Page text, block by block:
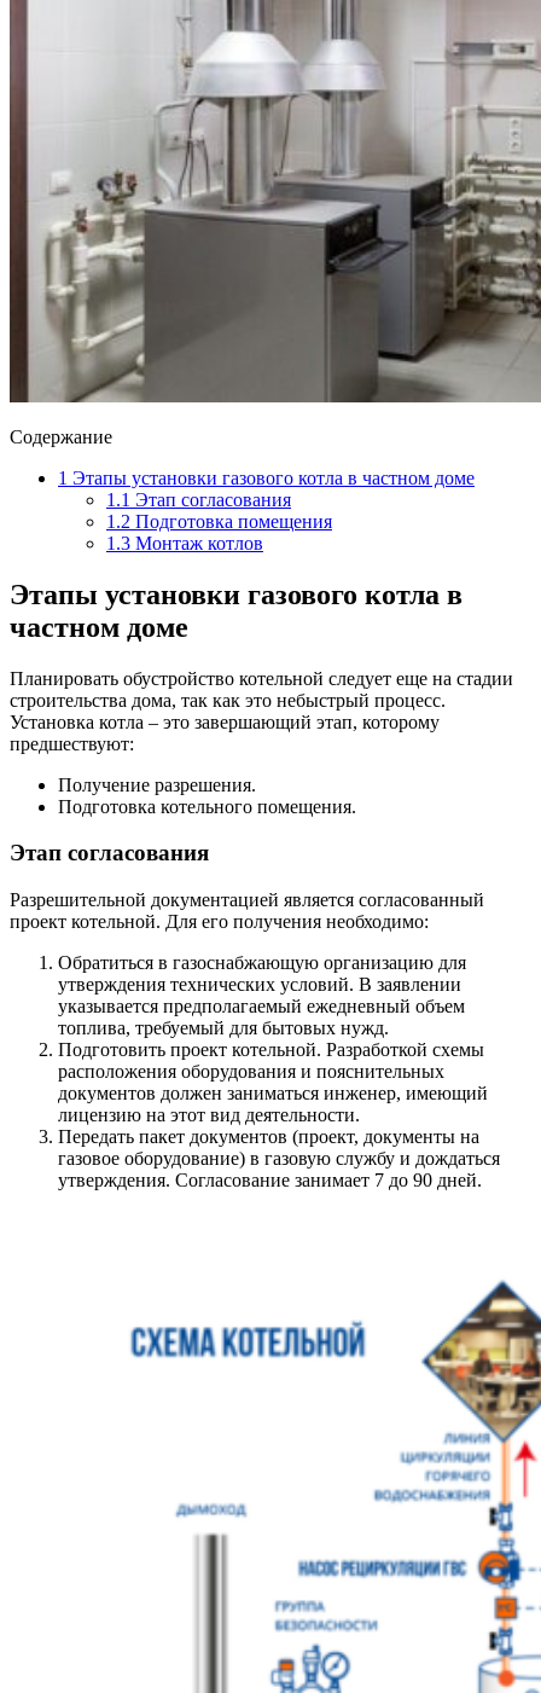
Содержание
1 Этапы установки газового котла в частном доме
1.1 Этап согласования
1.2 Подготовка помещения
1.3 Монтаж котлов
Этапы установки газового котла в
частном доме
Планировать обустройство котельной следует еще на стадии
строительства дома, так как это небыстрый процесс.
Установка котла – это завершающий этап, которому
предшествуют:
Получение разрешения.
Подготовка котельного помещения.
Этап согласования
Разрешительной документацией является согласованный
проект котельной. Для его получения необходимо:
Обратиться в газоснабжающую организацию для
утверждения технических условий. В заявлении
указывается предполагаемый ежедневный объем
топлива, требуемый для бытовых нужд.
Подготовить проект котельной. Разработкой схемы
расположения оборудования и пояснительных
документов должен заниматься инженер, имеющий
лицензию на этот вид деятельности.
Передать пакет документов (проект, документы на
газовое оборудование) в газовую службу и дождаться
утверждения. Согласование занимает 7 до 90 дней.